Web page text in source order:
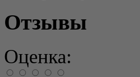
Отзывы
Оценка: